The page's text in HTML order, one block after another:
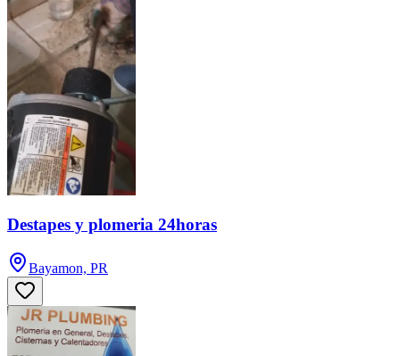
Destapes y plomeria 24horas
Bayamon, PR